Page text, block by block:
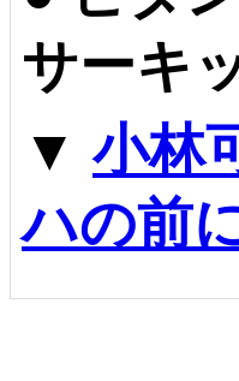
サーキ
▼小林
ハの前